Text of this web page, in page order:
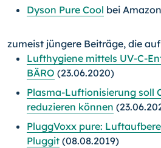
Dyson Pure Cool bei Amazon
zumeist jüngere Beiträge, die
Lufthygiene mittels UV-C-
BÄRO (23.06.2020)
Plasma-Luftionisierung soll
reduzieren können
PluggVoxx pure:
Pluggit (08.08.2019)